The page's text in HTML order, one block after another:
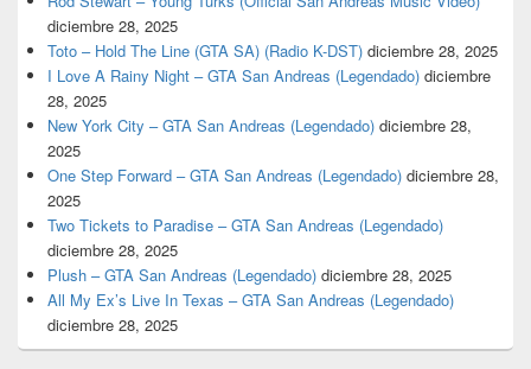
diciembre 28, 2025
Toto – Hold The Line (GTA SA) (Radio K-DST) diciembre 28, 2025
I Love A Rainy Night – GTA San Andreas (Legendado) diciembre
28, 2025
New York City – GTA San Andreas (Legendado) diciembre 28,
2025
One Step Forward – GTA San Andreas (Legendado) diciembre 28,
2025
Two Tickets to Paradise – GTA San Andreas (Legendado)
diciembre 28, 2025
Plush – GTA San Andreas (Legendado) diciembre 28, 2025
All My Ex’s Live In Texas – GTA San Andreas (Legendado)
diciembre 28, 2025